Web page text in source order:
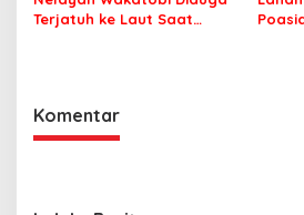
Terjatuh ke Laut Saat
Komentar